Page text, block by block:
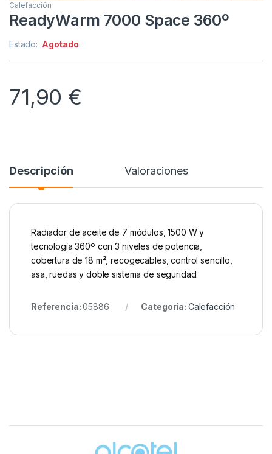
Calefacción
ReadyWarm 7000 Space 360º
Estado: Agotado
71,90 €
Descripción Valoraciones
Radiador de aceite de 7 módulos, 1500 W y
tecnología 360º con 3 niveles de potencia,
cobertura de 18 m², recogecables, control sencillo,
asa, ruedas y doble sistema de seguridad.
Referencia:05886 Categoría: Calefacción
Brands Carousel